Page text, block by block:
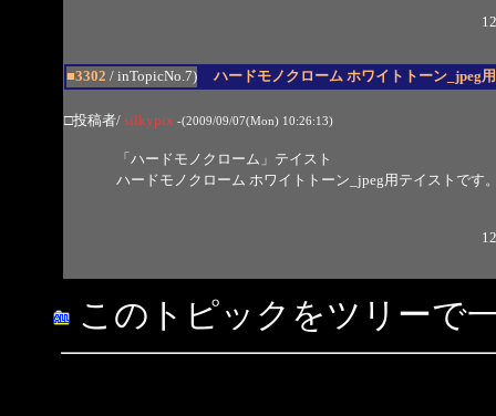
■3302 / inTopicNo.7) ハードモノクローム ホワイトトーン_jpeg
□投稿者/ silkypix -(2009/09/07(Mon) 10:26:13)
「ハードモノクローム」テイスト
ハードモノクローム ホワイトトーン_jpeg用テイストです
このトピックをツリーで